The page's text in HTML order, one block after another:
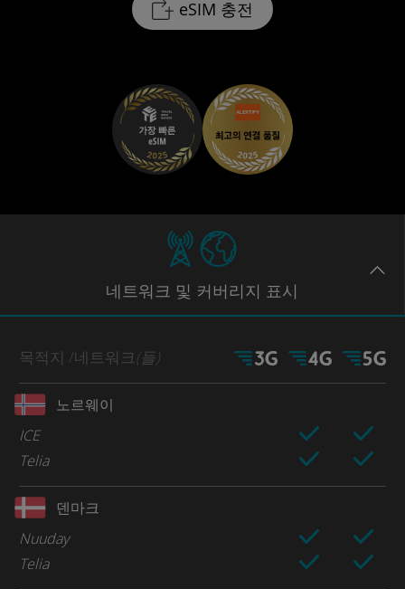
eSIM 충전
네트워크 및 커버리지 표시
목적지 /네트워크(들)
노르웨이
ICE
Telia
덴마크
Nuuday
Telia